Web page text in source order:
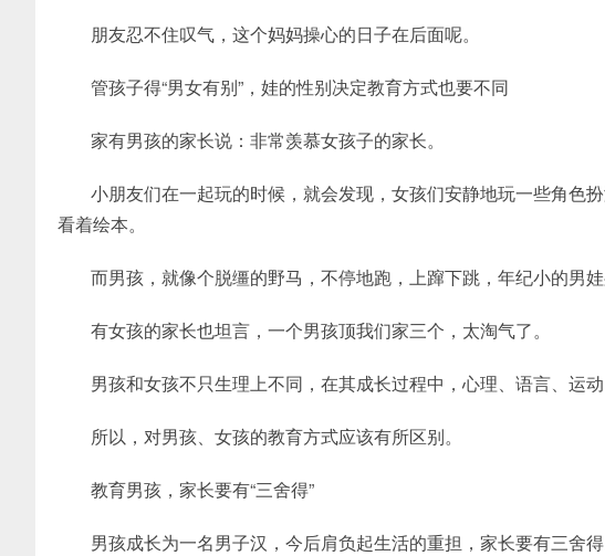
朋友忍不住叹气，这个妈妈操心的日子在后面呢。
管孩子得“男女有别”，娃的性别决定教育方式也要不同
家有男孩的家长说：非常羡慕女孩子的家长。
小朋友们在一起玩的时候，就会发现，女孩们安静地玩一些角色
看着绘本。
而男孩，就像个脱缰的野马，不停地跑，上蹿下跳，年纪小的男
有女孩的家长也坦言，一个男孩顶我们家三个，太淘气了。
男孩和女孩不只生理上不同，在其成长过程中，心理、语言、运
所以，对男孩、女孩的教育方式应该有所区别。
教育男孩，家长要有“三舍得”
男孩成长为一名男子汉，今后肩负起生活的重担，家长要有三舍得